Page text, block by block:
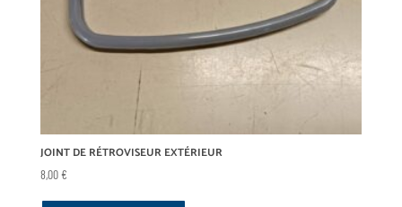
JOINT DE RÉTROVISEUR EXTÉRIEUR
8,00€